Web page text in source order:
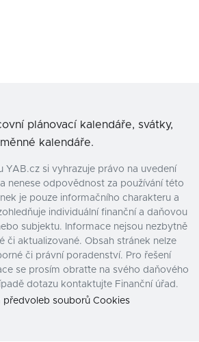
plánovací kalendáře, svátky,
kalendáře.
YAB.cz si vyhrazuje právo na uvedení
nenese odpovědnost za používání této
je pouze informačního charakteru a
individuální finanční a daňovou
subjektu. Informace nejsou nezbytně
či aktualizované. Obsah stránek nelze
či právní poradenství. Pro řešení
se prosím obraťte na svého daňového
dotazu kontaktujte Finanční úřad.
předvoleb souborů Cookies